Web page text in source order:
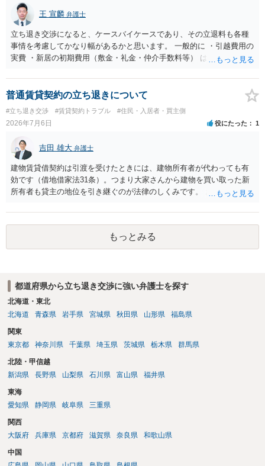
がない限り、更新拒絶が認められるハードルは一般的に高いと考えら
れます。 建物が未登記であること自体は、賃貸借契約の有効性を直ち
に否定するものではなく、引渡しがされていれば賃貸借の効力は原則
有効とされています。 今後の交渉では、①現在は普通借家契約が継続
しており定期借家への変更に合意していないこと、②貸主側の事情
（誰が所有者で誰が実際に住む予定か等）を具体的に書面で説明して
ほしいこと、③自分たちの居住継続の必要性を丁寧に伝えること、を
基本方針としたうえで、仮に一定時期の退去を検討する場合には、立
退料・引越費用・原状回復費用負担などの条件を明確にした書面を作
成することが重要です。 契約書では、更新条項・解除条項・期間の定
め・定期借家に関する記載の有無、これまでの更新時の合意内容
（「今回で最後」などの文言）が、借主不利な特約として無効になり
得るかどうかも含めて検討ポイントになりますので、署名押印前に内
容を十分に確認し、不明点は弁護士に相談することをおすすめしま
す。
王 宣麟 弁護士
立ち退き交渉になると、ケースバイケースであり、その立退料も各種
事情を考慮してかなり幅があるかと思います。 一般的に ・引越費用の
実費 ・新居の初期費用（敷金・礼金・仲介手数料等） は固い部分かと
ターンが多いかと存じます。
普通賃貸契約の立ち退きについて
#立ち退き交渉 #賃貸契約トラブル #住民・入居者・買主側
2026年7月6日 役にたった 1
吉田 雄大 弁護士
建物賃貸借契約は引渡を受けたときには、建物所有者が代わっても有
効です（借地借家法31条）。つまり大家さんから建物を買い取った新
所有者も貸主の地位を引き継ぐのが法律のしくみです。 おそらくは、
が納得いくものであれば応じても良いですが、納得できなければ断る
（家賃を支払い居住を続ける）のが良いでしょう。
もっとみる
都道府県から立ち退き交渉に強い弁護士を探す
北海道・東北
北海道
青森県 岩手県 宮城県 秋田県 山形県 福島県
関東
東京都
神奈川県 千葉県 埼玉県 茨城県 栃木県 群馬県
北陸・甲信越
新潟県
長野県 山梨県 石川県 富山県 福井県
東海
愛知県
静岡県 岐阜県 三重県
関西
大阪府
兵庫県 京都府 滋賀県 奈良県 和歌山県
中国